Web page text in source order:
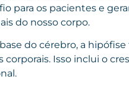
para os pacientes e
do nosso corpo.
do cérebro, a
corporais. Isso inclui o